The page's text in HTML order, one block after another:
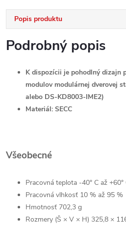
Popis produktu
Podrobný popis
K dispozícii je pohodlný dizajn
modulov modulárnej dverovej
alebo DS-KD8003-IME2)
Materiál: SECC
Všeobecné
Pracovná teplota -40° C až
Pracovná vlhkosť 10 % až 95 %
Hmotnosť 702,3 g
Rozmery (Š × V × H) 325,8 ×